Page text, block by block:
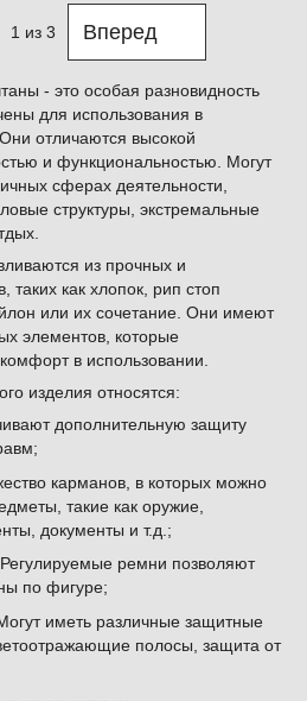
1 из 3 Вперед
- это особая разновидность
для использования в
отличаются высокой
и функциональностью. Могут
сферах деятельности,
структуры, экстремальные
из прочных и
таких как хлопок, рип стоп
или их сочетание. Они имеют
элементов, которые
в использовании.
изделия относятся:
дополнительную защиту
карманов, в которых можно
такие как оружие,
документы и т.д.;
ремни позволяют
по фигуре;
иметь различные защитные
полосы, защита от